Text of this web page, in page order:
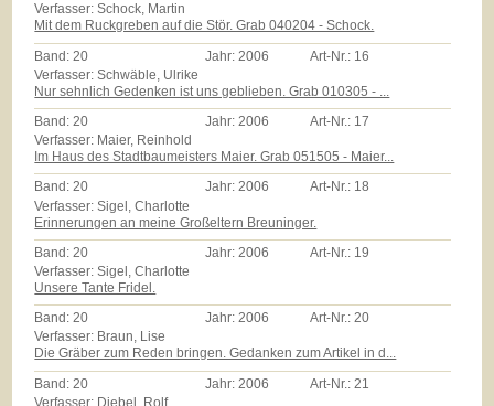
Verfasser: Schock, Martin
Mit dem Ruckgreben auf die Stör. Grab 040204 - Schock.
Band: 20 Jahr: 2006 Art-Nr.: 16
Verfasser: Schwäble, Ulrike
Nur sehnlich Gedenken ist uns geblieben. Grab 010305 - ...
Band:20 Jahr:2006 Art-Nr.: 17
Verfasser: Maier, Reinhold
Im Haus des Stadtbaumeisters Maier. Grab 051505 - Maier...
Band:20 Jahr:2006 Art-Nr.: 18
Verfasser: Sigel, Charlotte
Erinnerungen an meine Großeltern Breuninger.
Band:20 Jahr:2006 Art-Nr.: 19
Verfasser: Sigel, Charlotte
Unsere Tante Fridel.
Band:20 Jahr:2006 Art-Nr.:20
Verfasser: Braun, Lise
Die Gräber zum Reden bringen. Gedanken zum Artikel in d...
Band: 20 Jahr: 2006 Art-Nr.: 21
Verfasser: Diebel, Rolf